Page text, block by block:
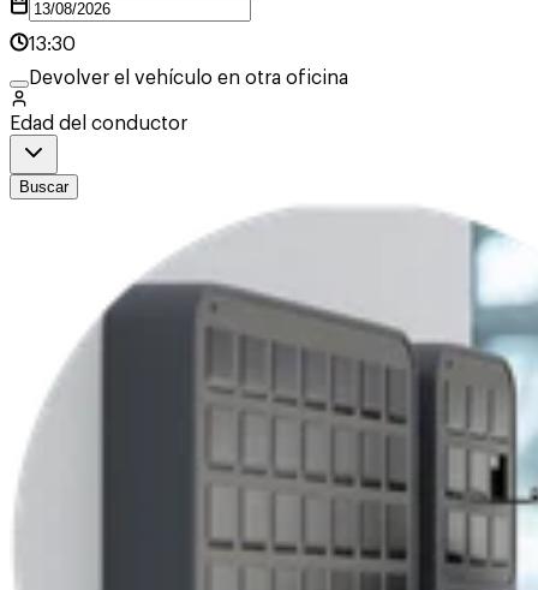
13:30
Devolver el vehículo en otra oficina
Edad del conductor
Buscar